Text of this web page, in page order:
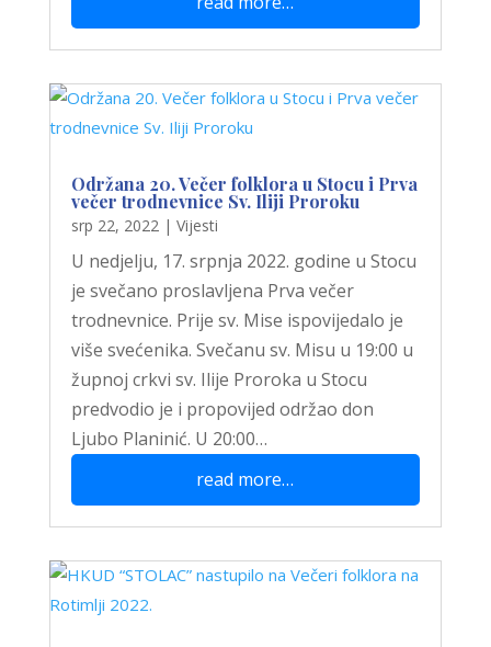
Održana 20. Večer folklora u Stocu i Prva
večer trodnevnice Sv. Iliji Proroku
srp 22, 2022| Vijesti
U nedjelju, 17. srpnja 2022. godine u Stocu
je svečano proslavljena Prva večer
trodnevnice. Prije sv. Mise ispovijedalo je
više svećenika. Svečanu sv. Misu u 19:00 u
župnoj crkvi sv. Ilije Proroka u Stocu
predvodio je i propovijed održao don
Ljubo Planinić. U 20:00…
read more…